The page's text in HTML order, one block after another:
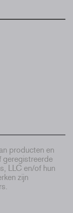
producten en
geregistreerde
LLC en/of hun
zijn